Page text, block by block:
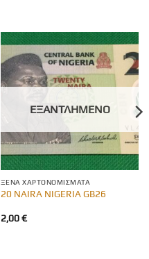
ΕΞΑΝΤΛΗΜΈΝΟ
ΞΈΝΑ ΧΑΡΤΟΝΟΜΊΣΜΑΤΑ
20 NAIRA NIGERIA GB26
2,00€